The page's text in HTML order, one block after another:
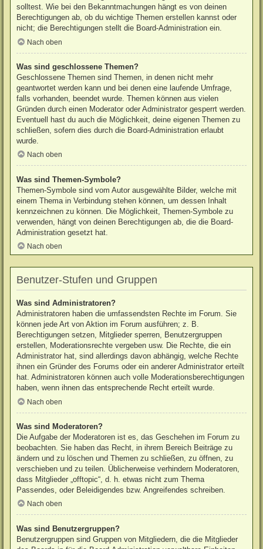
solltest. Wie bei den Bekanntmachungen hängt es von deinen
Berechtigungen ab, ob du wichtige Themen erstellen kannst oder
nicht; die Berechtigungen stellt die Board-Administration ein.
Nach oben
Was sind geschlossene Themen?
Geschlossene Themen sind Themen, in denen nicht mehr
geantwortet werden kann und bei denen eine laufende Umfrage,
falls vorhanden, beendet wurde. Themen können aus vielen
Gründen durch einen Moderator oder Administrator gesperrt werden.
Eventuell hast du auch die Möglichkeit, deine eigenen Themen zu
schließen, sofern dies durch die Board-Administration erlaubt
wurde.
Nach oben
Was sind Themen-Symbole?
Themen-Symbole sind vom Autor ausgewählte Bilder, welche mit
einem Thema in Verbindung stehen können, um dessen Inhalt
kennzeichnen zu können. Die Möglichkeit, Themen-Symbole zu
verwenden, hängt von deinen Berechtigungen ab, die die Board-
Administration gesetzt hat.
Nach oben
Benutzer-Stufen und Gruppen
Was sind Administratoren?
Administratoren haben die umfassendsten Rechte im Forum. Sie
können jede Art von Aktion im Forum ausführen; z. B.
Berechtigungen setzen, Mitglieder sperren, Benutzergruppen
erstellen, Moderationsrechte vergeben usw. Die Rechte, die ein
Administrator hat, sind allerdings davon abhängig, welche Rechte
ihnen ein Gründer des Forums oder ein anderer Administrator erteilt
hat. Administratoren können auch volle Moderationsberechtigungen
haben, wenn ihnen das entsprechende Recht erteilt wurde.
Nach oben
Was sind Moderatoren?
Die Aufgabe der Moderatoren ist es, das Geschehen im Forum zu
beobachten. Sie haben das Recht, in ihrem Bereich Beiträge zu
ändern und zu löschen und Themen zu schließen, zu öffnen, zu
verschieben und zu teilen. Üblicherweise verhindern Moderatoren,
dass Mitglieder „offtopic“, d. h. etwas nicht zum Thema
Passendes, oder Beleidigendes bzw. Angreifendes schreiben.
Nach oben
Was sind Benutzergruppen?
Benutzergruppen sind Gruppen von Mitgliedern, die die Mitglieder